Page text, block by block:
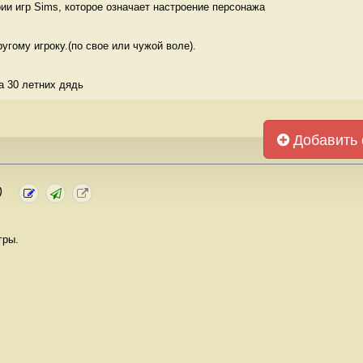
игр Sims, которое означает настроение персонажа
игроку.(по свое или чужой воле).
30 летних дядь
Добавить